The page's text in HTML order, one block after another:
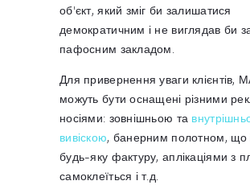
об'єкт, який зміг би залишатися
демократичним і не виглядав би
пафосним закладом.
Для привернення уваги клієнтів,
можуть бути оснащені різними
носіями: зовнішньою та
вивіскою, банерним полотном, що
будь-яку фактуру, аплікаціями з
самоклеїться і т.д.